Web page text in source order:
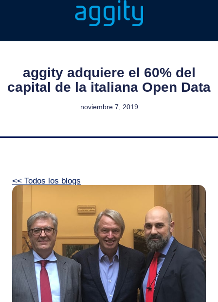
aggity adquiere el 60% del
capital de la italiana Open Data
noviembre 7, 2019
<< Todos los blogs